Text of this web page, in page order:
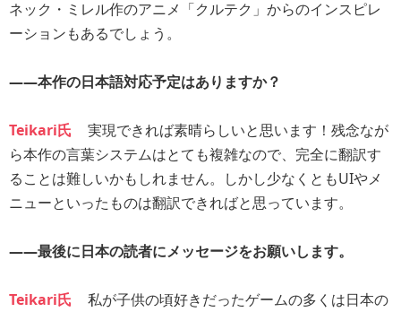
ネック・ミレル作のアニメ「クルテク」からのインスピレ
ーションもあるでしょう。
――本作の日本語対応予定はありますか？
Teikari氏
実現できれば素晴らしいと思います！残念なが
ら本作の言葉システムはとても複雑なので、完全に翻訳す
ることは難しいかもしれません。しかし少なくともUIやメ
ニューといったものは翻訳できればと思っています。
――最後に日本の読者にメッセージをお願いします。
Teikari氏
私が子供の頃好きだったゲームの多くは日本の